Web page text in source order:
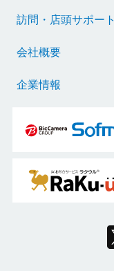
訪問・店頭サポート
会社概要
企業情報